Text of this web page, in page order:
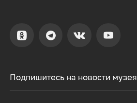
Подпишитесь на новости музея